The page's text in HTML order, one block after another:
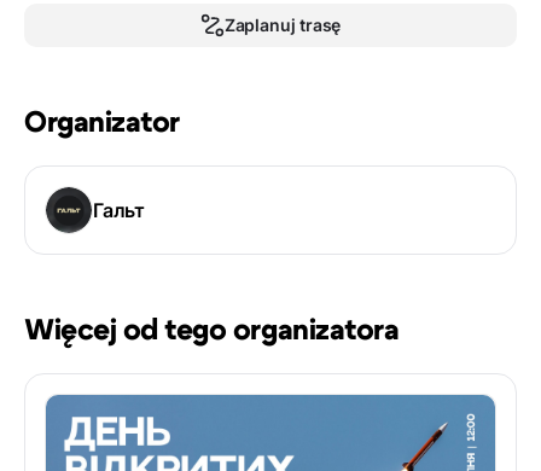
Zaplanuj trasę
Organizator
Гальт
Więcej od tego organizatora